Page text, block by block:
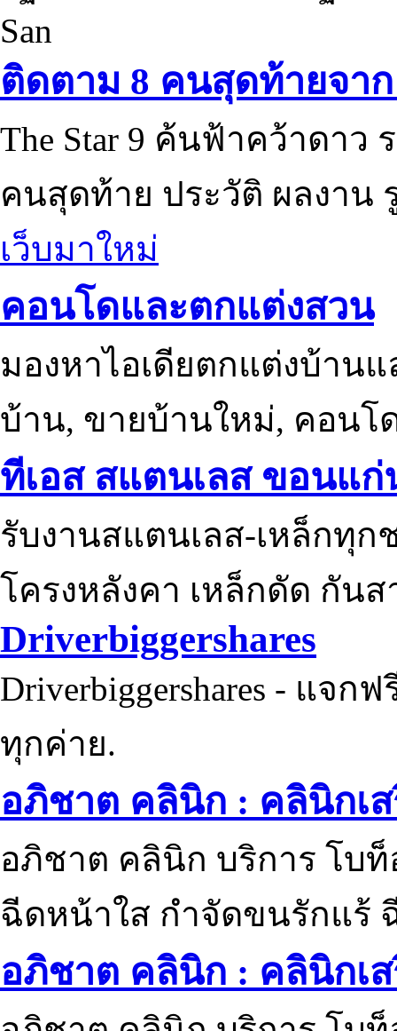
San
ติดตาม 8 คนสุดท้ายจาก
The Star 9 ค้นฟ้าคว้าดาว
คนสุดท้าย ประวัติ ผลงาน
เว็บมาใหม่
คอนโดและตกแต่งสวน
มองหาไอเดียตกแต่งบ้าน
บ้าน, ขายบ้านใหม่, คอนโ
ทีเอส สแตนเลส ขอนแก่
รับงานสแตนเลส-เหล็กทุ
โครงหลังคา เหล็กดัด กัน
Driverbiggershares
Driverbiggershares - แจก
ทุกค่าย.
อภิชาต คลินิก : คลินิกเ
อภิชาต คลินิก บริการ โบ
ฉีดหน้าใส กำจัดขนรักแร้
อภิชาต คลินิก : คลินิกเ